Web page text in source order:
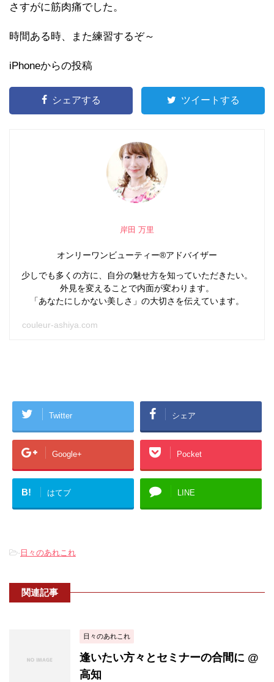
さすがに筋肉痛でした。
時間ある時、また練習するぞ～
iPhoneからの投稿
シェアする ツイートする
岸田 万里
オンリーワンビューティー®アドバイザー
少しでも多くの方に、自分の魅せ方を知っていただきたい。
外見を変えることで内面が変わります。
「あなたにしかない美しさ」の大切さを伝えています。
couleur-ashiya.com
Twitter シェア
Google+ Pocket
B! はてブ LINE
- 日々のあれこれ
関連記事
日々のあれこれ
逢いたい方々とセミナーの合間に @
高知